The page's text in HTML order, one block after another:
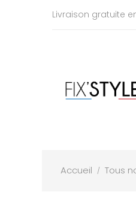
Livraison gratuite
Accueil Tous